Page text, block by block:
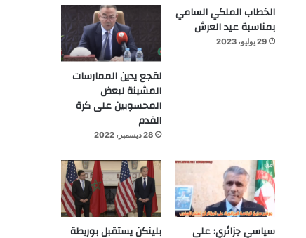
الخطاب الملكي السامي
بمناسبة عيد العرش
29 يوليو، 2023
لقجع يدين الممارسات
المشينة لبعض
المحسوبين على كرة
القدم
28 ديسمبر، 2022
سياسي جزائري: على
بلينكن يستقبل بوريطة